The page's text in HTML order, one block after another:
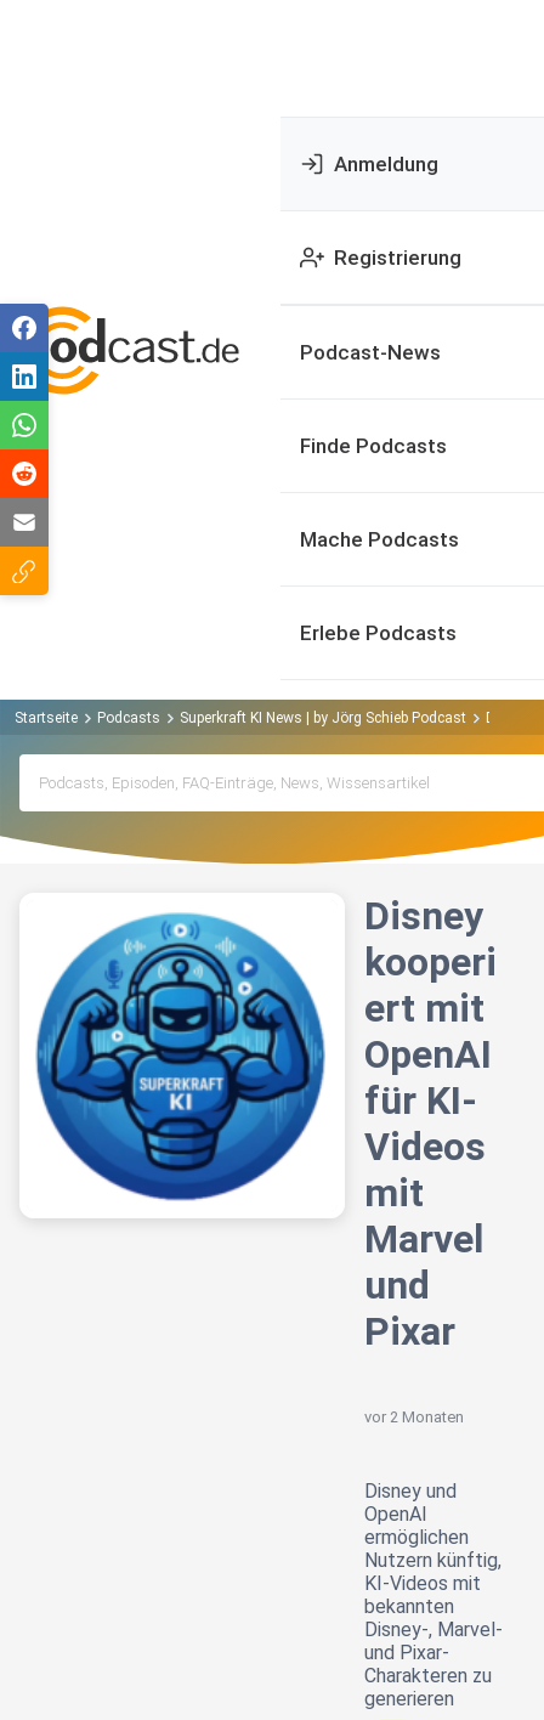
Anmeldung
Registrierung
Podcast-News
Finde Podcasts
Mache Podcasts
Erlebe Podcasts
Startseite Podcasts Superkraft KI News | by Jörg Schieb Podcast Disney
Disney
kooperi
ert mit
OpenAI
für KI-
Videos
mit
Marvel
und
Pixar
vor 2 Monaten
Disney und
OpenAI
ermöglichen
Nutzern künftig,
KI-Videos mit
bekannten
Disney-, Marvel-
und Pixar-
Charakteren zu
generieren